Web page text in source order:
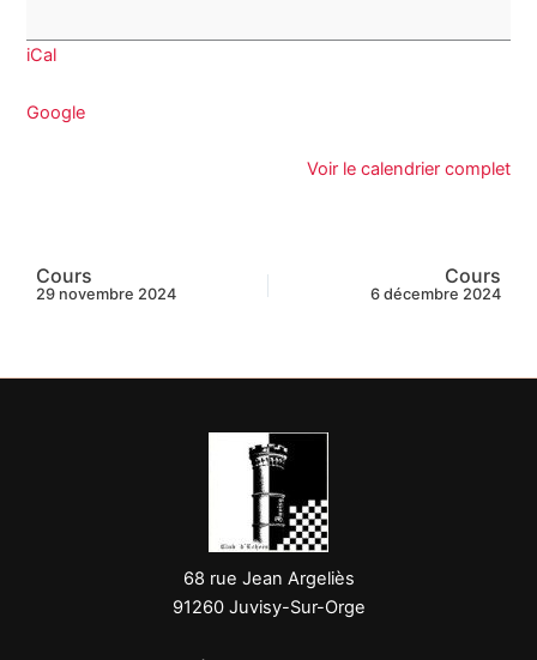
iCal
Google
Voir le calendrier complet
Cours
29 novembre 2024
Cours
6 décembre 2024
68 rue Jean Argeliès
91260 Juvisy-Sur-Orge